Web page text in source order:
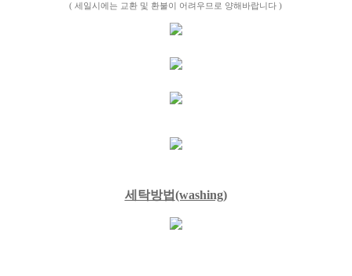
( 세일시에는 교환 및 환불이 어려우므로 양해바랍니다 )
세탁방법(washing)